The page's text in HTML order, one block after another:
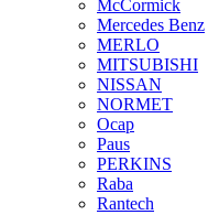
McCormick
Mercedes Benz
MERLO
MITSUBISHI
NISSAN
NORMET
Ocap
Paus
PERKINS
Raba
Rantech